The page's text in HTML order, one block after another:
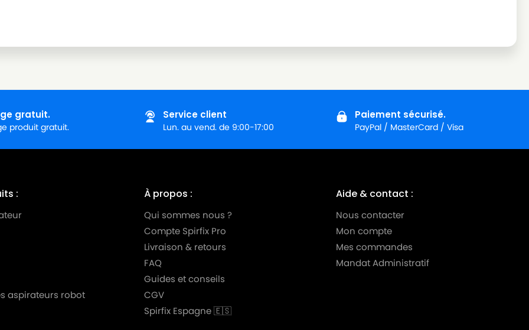
(TURBO)
gratuit.
produit gratuit.
Service client
Lun. au vend. de 9:00-17:00
Paiement sécurisé.
PayPal / MasterCard / Visa
:
aspirateurs robot
À propos :
Qui sommes nous ?
Compte Spirfix Pro
Livraison & retours
FAQ
Guides et conseils
CGV
Spirfix Espagne 🇪🇸
Aide & contact :
Nous contacter
Mon compte
Mes commandes
Mandat Administratif